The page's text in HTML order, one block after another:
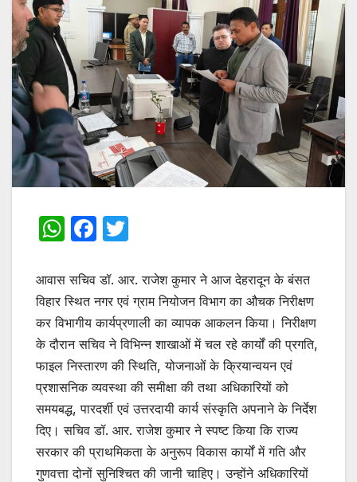
W
at
s
A
p
p
F
c
e
b
o
o
k
itt
er
आवास सचिव डॉ. आर. राजेश कुमार ने आज देहरादून के बंसत
विहार स्थित नगर एवं ग्राम नियोजन विभाग का औचक निरीक्षण
कर विभागीय कार्यप्रणाली का व्यापक आकलन किया। निरीक्षण
के दौरान सचिव ने विभिन्न शाखाओं में चल रहे कार्यों की प्रगति,
फाइल निस्तारण की स्थिति, योजनाओं के क्रियान्वयन एवं
प्रशासनिक व्यवस्था की समीक्षा की तथा अधिकारियों को
समयबद्ध, पारदर्शी एवं उत्तरदायी कार्य संस्कृति अपनाने के निर्देश
दिए। सचिव डॉ. आर. राजेश कुमार ने स्पष्ट किया कि राज्य
सरकार की प्राथमिकता के अनुरूप विकास कार्यों में गति और
गुणवत्ता दोनों सुनिश्चित की जानी चाहिए। उन्होंने अधिकारियों